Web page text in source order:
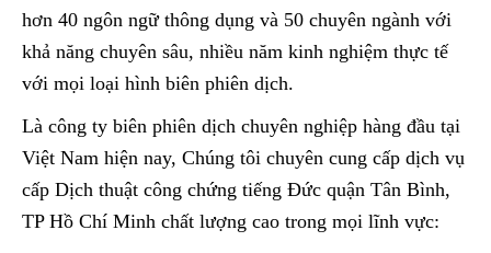
hơn 40 ngôn ngữ thông dụng và 50 chuyên ngành với
khả năng chuyên sâu, nhiều năm kinh nghiệm thực tế
với mọi loại hình biên phiên dịch.
Là công ty biên phiên dịch chuyên nghiệp hàng đầu tại
Việt Nam hiện nay, Chúng tôi chuyên cung cấp dịch vụ
cấp Dịch thuật công chứng tiếng Đức quận Tân Bình,
TP Hồ Chí Minh chất lượng cao trong mọi lĩnh vực: